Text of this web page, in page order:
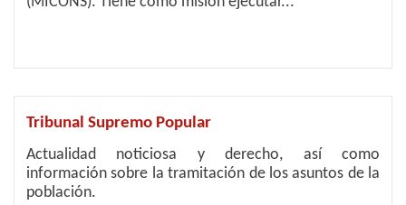
Tribunal Supremo Popular
Actualidad noticiosa y derecho, así como
información sobre la tramitación de los asuntos de la
población.